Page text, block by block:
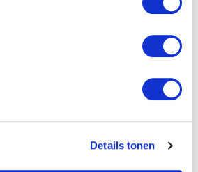
Details tonen